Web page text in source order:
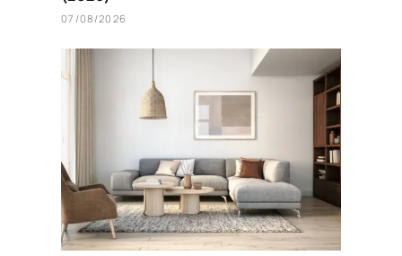
07/08/2026